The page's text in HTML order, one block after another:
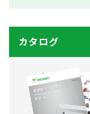
カタログ